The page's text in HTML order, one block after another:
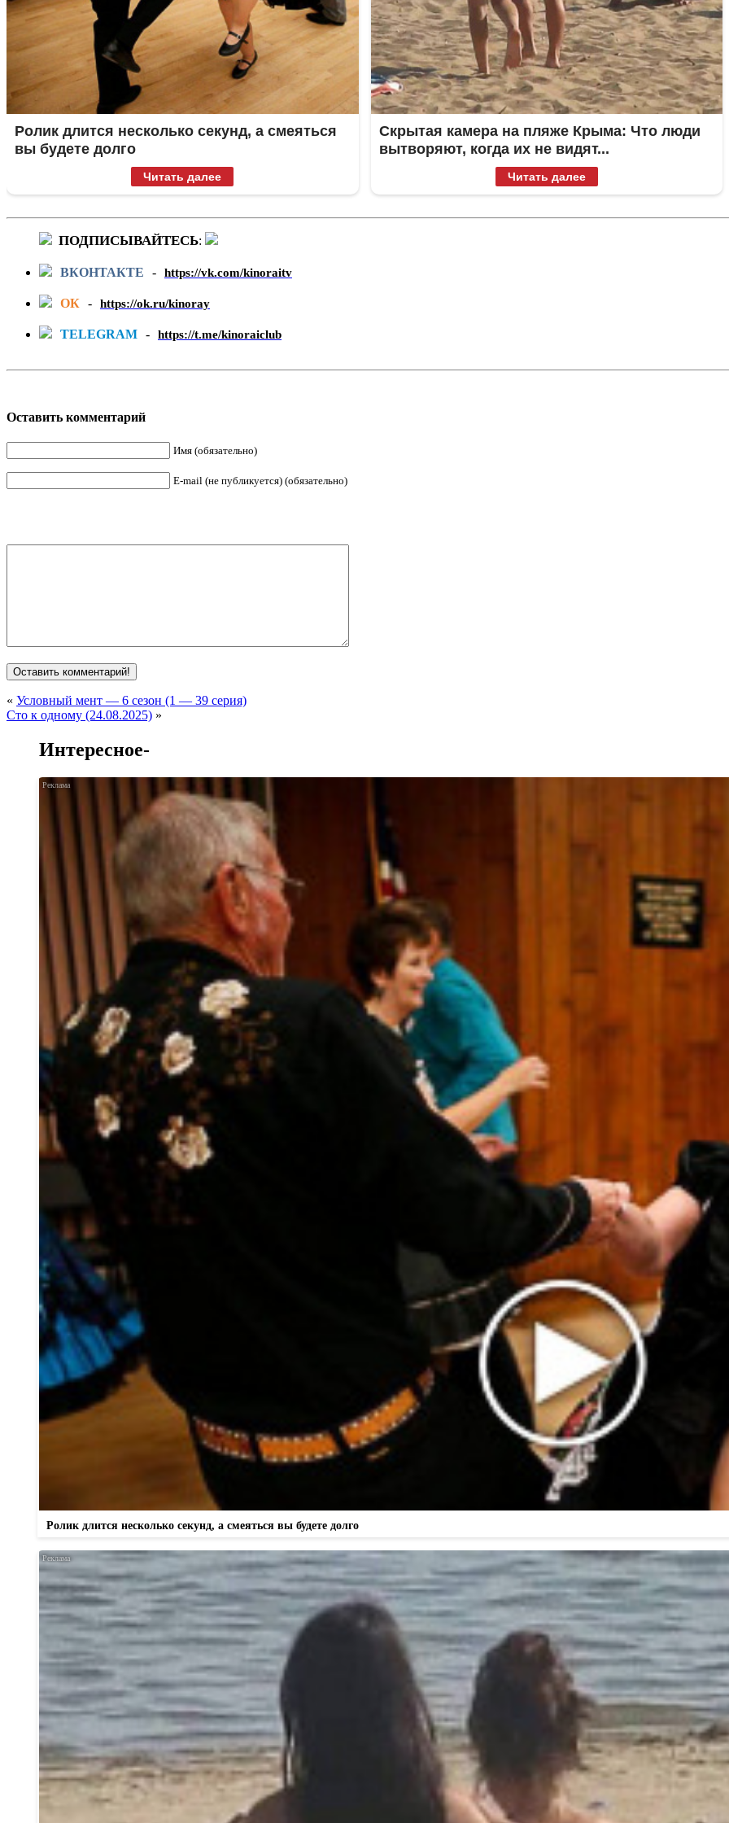
Ролик длится несколько секунд, а смеяться
вы будете долго
Читать далее
Скрытая камера на пляже Крыма: Что люди
вытворяют, когда их не видят...
Читать далее
ПОДПИСЫВАЙТЕСЬ:
ВКОНТАКТЕ - https://vk.com/kinoraitv
ОК - https://ok.ru/kinoray
TELEGRAM - https://t.me/kinoraiclub
Оставить комментарий
Имя (обязательно)
E-mail (не публикуется) (обязательно)
« Условный мент — 6 сезон (1 — 39 серия)
Сто к одному (24.08.2025) »
Интересное-
Ролик длится несколько секунд, а смеяться вы будете долго